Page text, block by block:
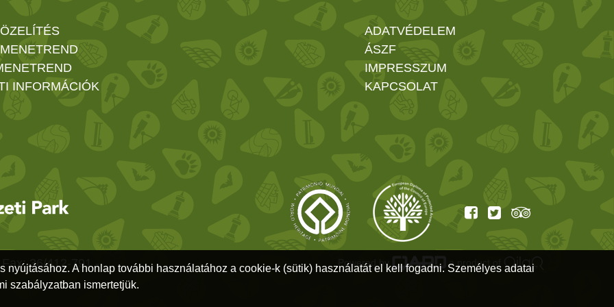
INFORMÁCIÓK
ADATVÉDELEM
ÁSZF
IMPRESSZUM
KAPCSOLAT
36/412-791 -
Powered by a product of
A honlap további használatához a cookie-k (sütik) használatát el kell fogadni. Személyes adatai
szabályzatban ismertetjük.